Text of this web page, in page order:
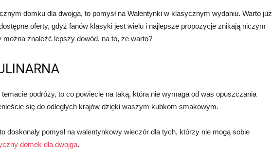
domku dla dwojga, to pomysł na Walentynki w klasycznym wydaniu. Warto już
oferty, gdyż fanów klasyki jest wielu i najlepsze propozycje znikają niczym
można znaleźć lepszy dowód, na to, że warto?
podróży, to co powiecie na taką, która nie wymaga od was opuszczania
się do odległych krajów dzięki waszym kubkom smakowym.
doskonały pomysł na walentynkowy wieczór dla tych, którzy nie mogą sobie
domek dla dwojga.